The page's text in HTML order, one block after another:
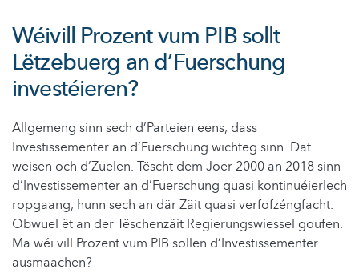
Wéivill Prozent vum PIB sollt
Lëtzebuerg an d’Fuerschung
investéieren?
Allgemeng sinn sech d’Parteien eens, dass
Investissementer an d’Fuerschung wichteg sinn. Dat
weisen och d’Zuelen. Tëscht dem Joer 2000 an 2018 sinn
d’Investissementer an d’Fuerschung quasi kontinuéierlech
ropgaang, hunn sech an där Zäit quasi verfofzéngfacht.
Obwuel ët an der Tëschenzäit Regierungswiessel goufen.
Ma wéi vill Prozent vum PIB sollen d’Investissementer
ausmaachen?